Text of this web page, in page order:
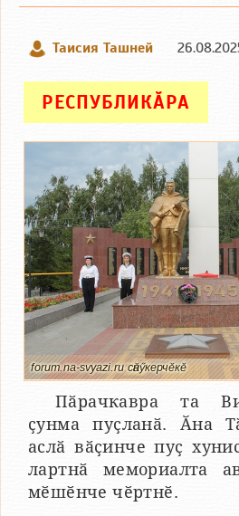
Таисия Ташней
РЕСПУБЛИКӐРА
forum.na-svyazi.ru сӑнӳкерчӗкӗ
Пӑрачкавра та
ҫунма пуҫланӑ. Ӑна
аслӑ вӑҫинче пуҫ
лартнӑ мемориалта
мӗшӗнче чӗртнӗ.